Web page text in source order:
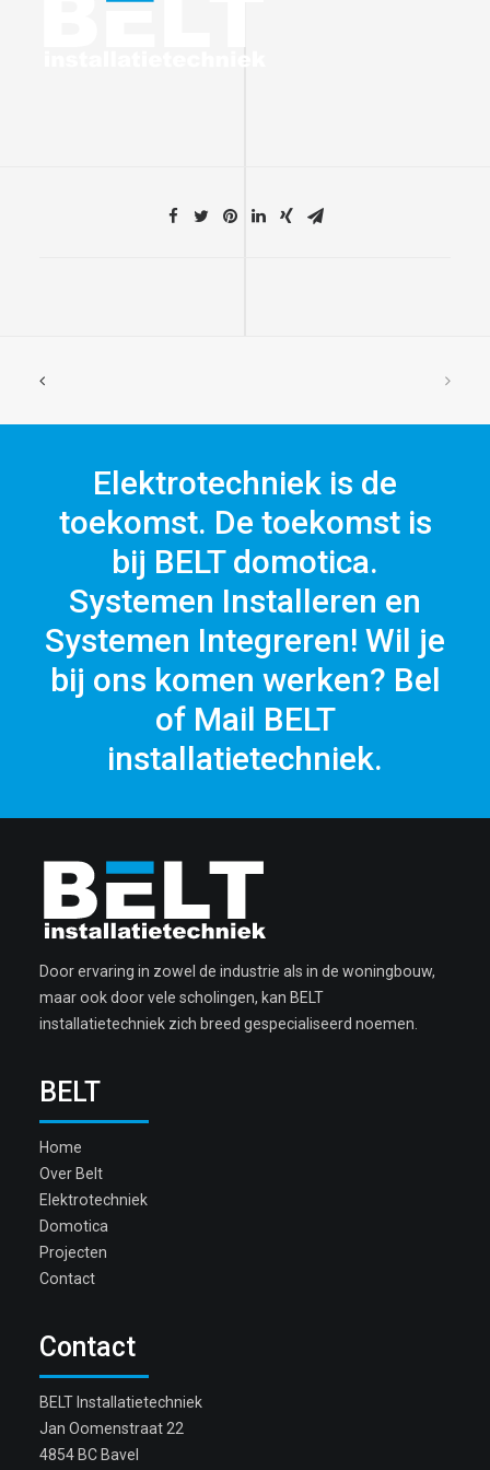
Elektrotechniek is de
toekomst. De toekomst is
bij BELT domotica.
Systemen Installeren en
Systemen Integreren! Wil je
bij ons komen werken? Bel
of Mail BELT
installatietechniek.
Door ervaring in zowel de industrie als in de woningbouw,
maar ook door vele scholingen, kan BELT
installatietechniek zich breed gespecialiseerd noemen.
BELT
Home
Over Belt
Elektrotechniek
Domotica
Projecten
Contact
Contact
BELT Installatietechniek
Jan Oomenstraat 22
4854 BC Bavel